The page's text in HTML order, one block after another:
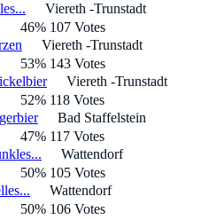
Viereth -Trunstadt
46% 107 Votes
Viereth -Trunstadt
53% 143 Votes
Viereth -Trunstadt
52% 118 Votes
Bad Staffelstein
47% 117 Votes
Wattendorf
50% 105 Votes
Wattendorf
50% 106 Votes